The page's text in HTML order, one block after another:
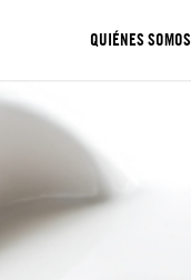
QUIÉNES SOMOS